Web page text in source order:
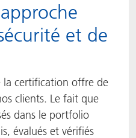
et de
la certification offre de
clients. Le fait que
dans le portfolio
évalués et vérifiés